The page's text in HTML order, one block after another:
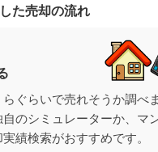
た売却の流れ
らぐらいで売れそうか調べ
自のシミュレーターか、マ
績検索がおすすめです。